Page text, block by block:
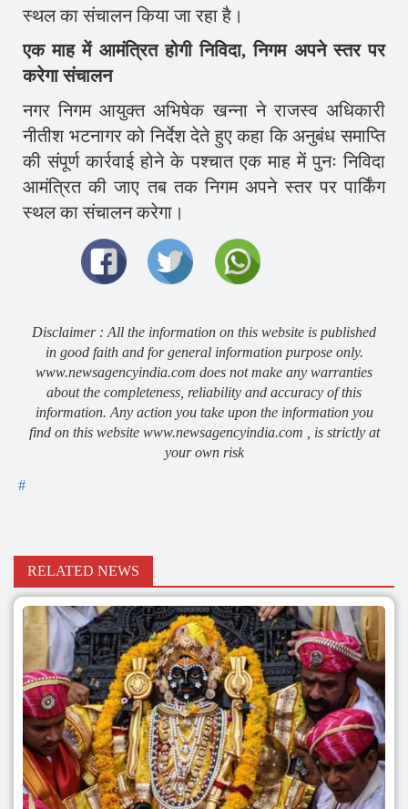
स्थल का संचालन किया जा रहा है।
एक माह में आमंत्रित होगी निविदा, निगम अपने स्तर पर
करेगा संचालन
नगर निगम आयुक्त अभिषेक खन्ना ने राजस्व अधिकारी
नीतीश भटनागर को निर्देश देते हुए कहा कि अनुबंध समाप्ति
की संपूर्ण कार्रवाई होने के पश्चात एक माह में पुनः निविदा
आमंत्रित की जाए तब तक निगम अपने स्तर पर पार्किंग
स्थल का संचालन करेगा।
Disclaimer : All the information on this website is published
in good faith and for general information purpose only.
www.newsagencyindia.com does not make any warranties
about the completeness, reliability and accuracy of this
information. Any action you take upon the information you
find on this website www.newsagencyindia.com , is strictly at
your own risk
#
RELATED NEWS